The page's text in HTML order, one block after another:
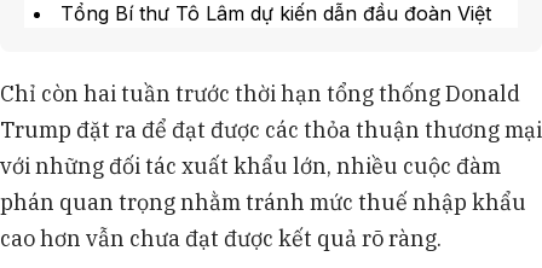
Tổng Bí thư Tô Lâm dự kiến dẫn đầu đoàn Việt
Nhật Bản đối mặt nguy cơ Mỹ tăng thuế 24%
ngoài thuế hiện hành 25% ô tô và 50% thép,
nhôm, gây khó khăn cho đàm phán.
Thái Lan, đối diện thuế 36%, đã đàm phán với
Mỹ và đề xuất giảm xuống 10%, trong bối cảnh Mỹ
là thị trường xuất khẩu lớn nhất.
Chỉ còn hai tuần trước thời hạn tổng thống Donald
Trump đặt ra để đạt được các thỏa thuận thương mại
với những đối tác xuất khẩu lớn, nhiều cuộc đàm
phán quan trọng nhằm tránh mức thuế nhập khẩu
cao hơn vẫn chưa đạt được kết quả rõ ràng.